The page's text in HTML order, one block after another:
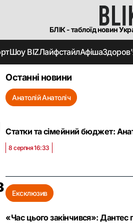
БЛІК - таблоїд новин
Шоу BIZЛайфстайлАфіша
Останні новини
Анатолій Анатоліч
Статки та сімейний бюджет:
8 серпня 16:33
Ексклюзив
«Час цього закінчився»: